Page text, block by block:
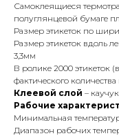
Самоклеящиеся
полуглянцевой бумаге
Размер этикеток по
Размер этикеток вдоль
3,3мм
В ролике 2000 этикеток
фактического количества
Клеевой слой –
Рабочие
Минимальная
Диапазон рабочих